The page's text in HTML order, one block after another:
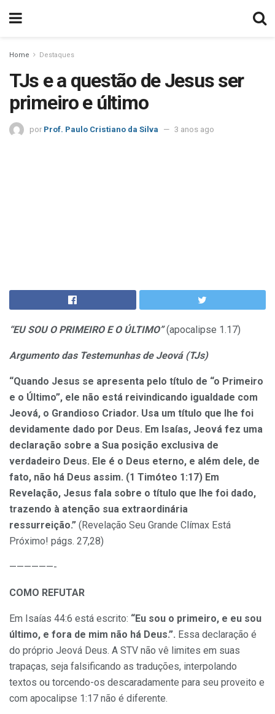
Home Destaques
TJs e a questão de Jesus ser
primeiro e último
por Prof. Paulo Cristiano da Silva 3 anos ago
“EU SOU O PRIMEIRO E O ÚLTIMO”(apocalipse 1.17)
Argumento das Testemunhas de Jeová (TJs)
“Quando Jesus se apresenta pelo título de “o Primeiro
e o Último”, ele não está reivindicando igualdade com
Jeová, o Grandioso Criador. Usa um título que lhe foi
devidamente dado por Deus. Em Isaías, Jeová fez uma
declaração sobre a Sua posição exclusiva de
verdadeiro Deus. Ele é o Deus eterno, e além dele, de
fato, não há Deus assim. (1 Timóteo 1:17) Em
Revelação, Jesus fala sobre o título que lhe foi dado,
trazendo à atenção sua extraordinária
ressurreição.” (Revelação Seu Grande Clímax Está
Próximo! págs. 27,28)
——————-
COMO REFUTAR
Em Isaías 44:6 está escrito: “Eu sou o primeiro, e eu sou
último, e fora de mim não há Deus.”. Essa declaração é
do próprio Jeová Deus. A STV não vê limites em suas
trapaças, seja falsificando as traduções, interpolando
textos ou torcendo-os descaradamente para seu proveito e
com apocalipse 1:17 não é diferente.